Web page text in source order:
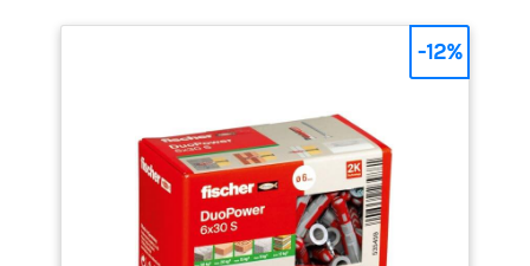
-12%